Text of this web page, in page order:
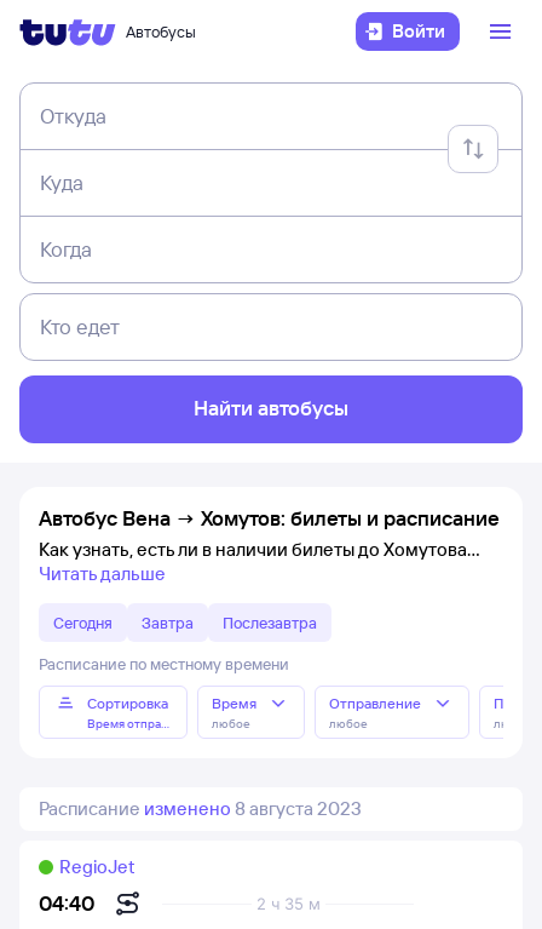
Автобусы Войти
Откуда
Куда
Когда
Кто едет
Найти автобусы
Автобус Вена → Хомутов: билеты и расписание
Как узнать, есть ли в наличии билеты до Хомутова
Читать дальше
Сегодня Завтра Послезавтра
Расписание по местному времени
Сортировка
Время отправления
Время
любое
Отправление
любое любое
Расписание изменено 8 августа 2023
04:40
2 ч 35 м
RegioJet